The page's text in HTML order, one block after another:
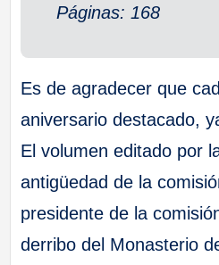
Páginas: 168
Es de agradecer que
aniversario destacado,
El volumen editado por
antigüedad de la
presidente de la
derribo del Monasterio